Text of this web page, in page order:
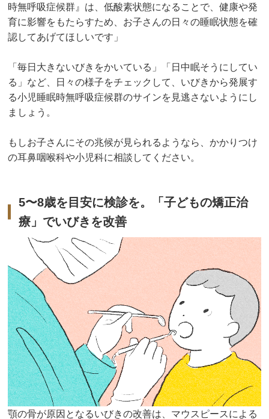
時無呼吸症候群』は、低酸素状態になることで、健康や発
育に影響をもたらすため、お子さんの日々の睡眠状態を確
認してあげてほしいです」
「毎日大きないびきをかいている」「日中眠そうにしてい
る」など、日々の様子をチェックして、いびきから発展す
る小児睡眠時無呼吸症候群のサインを見逃さないようにし
ましょう。
もしお子さんにその兆候が見られるようなら、かかりつけ
の耳鼻咽喉科や小児科に相談してください。
5〜8歳を目安に検診を。「子どもの矯正治
療」でいびきを改善
顎の骨が原因となるいびきの改善は、マウスピースによる